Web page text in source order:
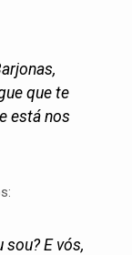
que te
está nos
sou? E vós,